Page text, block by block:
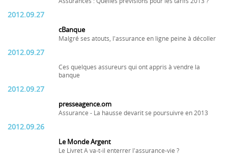
2012.09.27
cBanque
Malgré ses atouts, l'assurance en ligne peine à décoller
2012.09.27
Ces quelques assureurs qui ont appris à vendre la
banque
2012.09.27
presseagence.om
Assurance - La hausse devarit se poursuivre en 2013
2012.09.26
Le Monde Argent
Le Livret A va-t-il enterrer l'assurance-vie ?